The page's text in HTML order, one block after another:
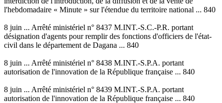
l'hebdomadaire « Minute » sur l'étendue du territoire national ... 840
8 juin ... Arrêté ministériel n° 8437 M.INT.-S.C.-P.R. portant
désignation d'agents pour remplir des fonctions d'officiers de l'état-
civil dans le département de Dagana ... 840
8 juin ... Arrêté ministériel n° 8438 M.INT.-S.P.A. portant
autorisation de l'innovation de la République française ... 840
8 juin ... Arrêté ministériel n° 8439 M.INT.-S.P.A. portant
autorisation de l'innovation de la République française ... 840